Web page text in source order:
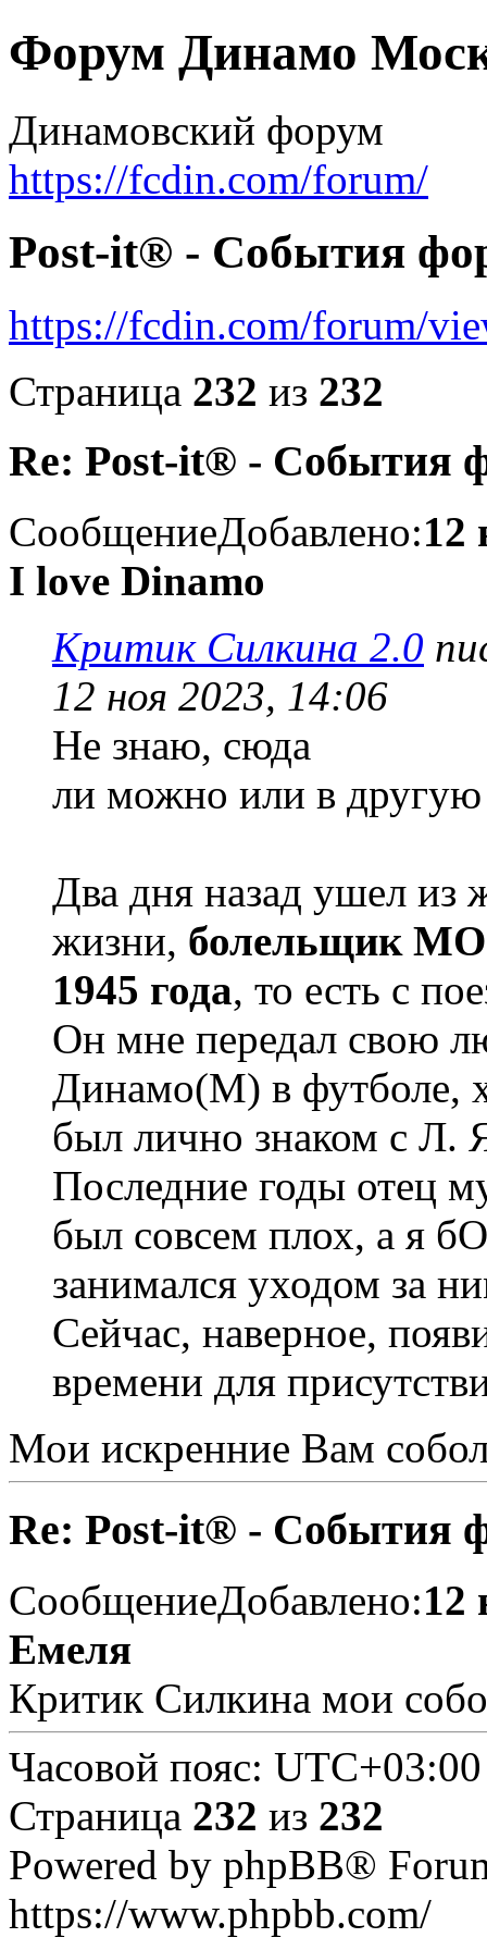
Форум Динамо
Динамовский форум
https://fcdin.com/forum/
Post-it® - События
https://fcdin.com/forum/
Страница 232 из 232
Re: Post-it® - События
СообщениеДобавлено:12
I love Dinamo
Критик Силкина 2.0
12 ноя 2023, 14:06
Не знаю, сюда
ли можно или в другую
Два дня назад ушел из
жизни, болельщик
1945 года, то есть с
Он мне передал свою
Динамо(М) в футболе,
был лично знаком с
Последние годы отец
был совсем плох, а я
занимался уходом за
Сейчас, наверное,
времени для
Мои искренние Вам
Re: Post-it® - События
СообщениеДобавлено:12
Емеля
Критик Силкина мои
Часовой пояс: UTC+03:00
Страница 232 из 232
Powered by phpBB®
https://www.phpbb.com/